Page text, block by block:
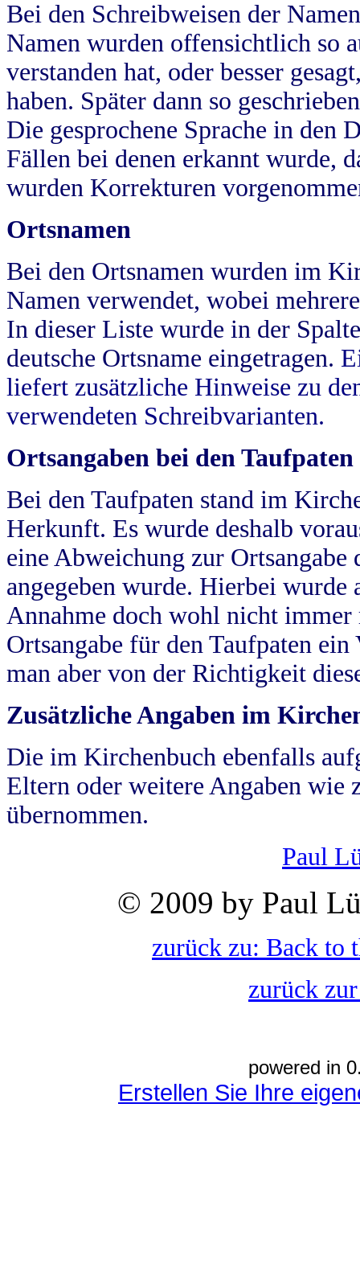
Bei den Schreibweisen der
Namen wurden offensichtlich so
verstanden hat, oder besser
haben. Später dann so
Die gesprochene Sprache in
Fällen bei denen erkannt wurde,
wurden Korrekturen
Ortsnamen
Bei den Ortsnamen wurden im
Namen verwendet, wobei
In dieser Liste wurde in der
deutsche Ortsname eingetragen.
liefert zusätzliche Hinweise zu
verwendeten Schreibvarianten.
Ortsangaben bei den Taufpaten
Bei den Taufpaten stand im
Herkunft. Es wurde deshalb
eine Abweichung zur
angegeben wurde. Hierbei wurde
Annahme doch wohl nicht
Ortsangabe für den Taufpaten
man aber von der Richtigkeit
Zusätzliche Angaben im
Die im Kirchenbuch ebenfalls
Eltern oder weitere Angaben wie
übernommen.
Paul
© 2009 by Paul
zurück zu: Back to
zurück
powered in
Erstellen Sie Ihre